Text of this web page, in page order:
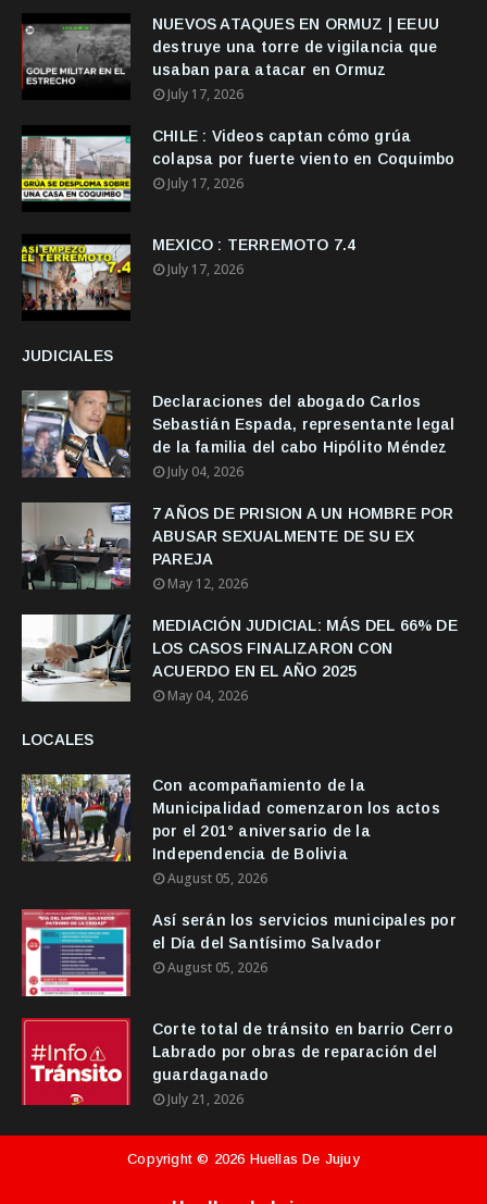
NUEVOS ATAQUES EN ORMUZ | EEUU
destruye una torre de vigilancia que
usaban para atacar en Ormuz
July 17, 2026
CHILE : Videos captan cómo grúa
colapsa por fuerte viento en Coquimbo
July 17, 2026
MEXICO : TERREMOTO 7.4
July 17, 2026
JUDICIALES
Declaraciones del abogado Carlos
Sebastián Espada, representante legal
de la familia del cabo Hipólito Méndez
July 04, 2026
7 AÑOS DE PRISION A UN HOMBRE POR
ABUSAR SEXUALMENTE DE SU EX
PAREJA
May 12, 2026
MEDIACIÓN JUDICIAL: MÁS DEL 66% DE
LOS CASOS FINALIZARON CON
ACUERDO EN EL AÑO 2025
May 04, 2026
LOCALES
Con acompañamiento de la
Municipalidad comenzaron los actos
por el 201° aniversario de la
Independencia de Bolivia
August 05, 2026
Así serán los servicios municipales por
el Día del Santísimo Salvador
August 05, 2026
Corte total de tránsito en barrio Cerro
Labrado por obras de reparación del
guardaganado
July 21, 2026
Copyright © 2026 Huellas De Jujuy